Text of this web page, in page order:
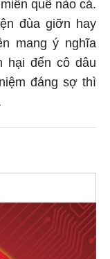
đùa giỡn hay
mang ý nghĩa
hại đến cô dâu
đáng sợ thì